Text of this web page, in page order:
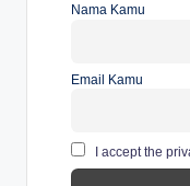
Nama Kamu
Email Kamu
I accept the